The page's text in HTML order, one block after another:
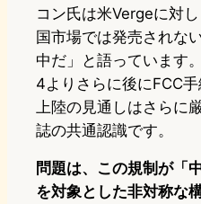
コン氏は米Vergeに対
国市場では発売されな
中だ」と語っています
4よりさらに後にFCC
上陸の見通しはさらに
誌の共通認識です。
問題は、この規制が「
を対象とした非対称な